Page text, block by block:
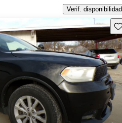
Verif. disponibilidad